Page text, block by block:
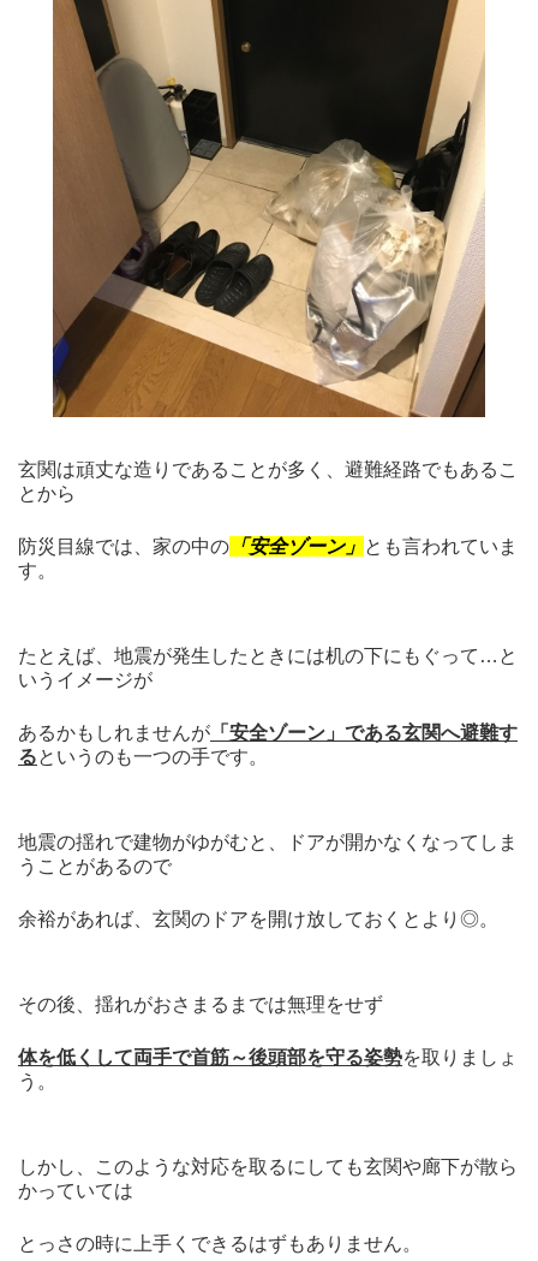
玄関は頑丈な造りであることが多く、避難経路でもあるこ
とから
防災目線では、家の中の 「安全ゾーン」 とも言われていま
す。
たとえば、地震が発生したときには机の下にもぐって…と
いうイメージが
あるかもしれませんが 「安全ゾーン」である玄関へ避難す
るというのも一つの手です。
地震の揺れで建物がゆがむと、ドアが開かなくなってしま
うことがあるので
余裕があれば、玄関のドアを開け放しておくとより◎。
その後、揺れがおさまるまでは無理をせず
体を低くして両手で首筋～後頭部を守る姿勢を取りましょ
う。
しかし、このような対応を取るにしても玄関や廊下が散ら
かっていては
とっさの時に上手くできるはずもありません。